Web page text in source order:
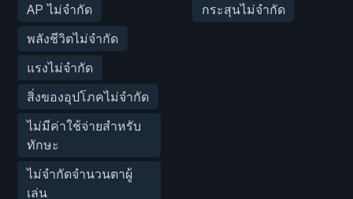
AP ไม่จำกัด
พลังชีวิตไม่จำกัด
แรงไม่จำกัด
สิ่งของอุปโภคไม่จำกัด
ไม่มีค่าใช้จ่ายสำหรับ
ทักษะ
ไม่จำกัดจำนวนตาผู้
เล่น
กระสุนไม่จำกัด